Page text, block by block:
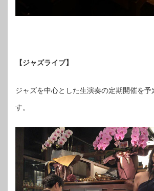
【ジャズライブ】
ジャズを中心とした生演奏の定期開催を
す。